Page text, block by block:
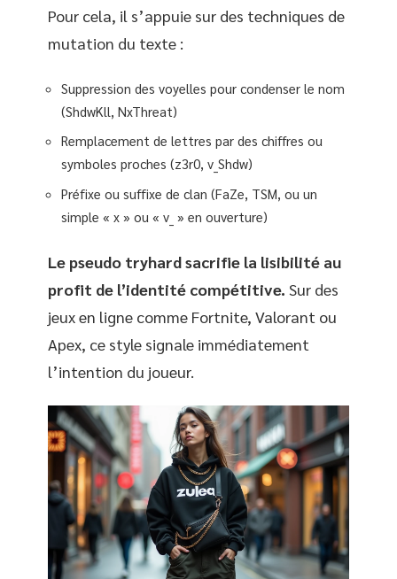
Pour cela, il s’appuie sur des techniques de
mutation du texte :
Suppression des voyelles pour condenser le nom
(ShdwKll, NxThreat)
Remplacement de lettres par des chiffres ou
symboles proches (z3r0, v_Shdw)
Préfixe ou suffixe de clan (FaZe, TSM, ou un
simple « x » ou « v_ » en ouverture)
Le pseudo tryhard sacrifie la lisibilité au
profit de l’identité compétitive. Sur des
jeux en ligne comme Fortnite, Valorant ou
Apex, ce style signale immédiatement
l’intention du joueur.